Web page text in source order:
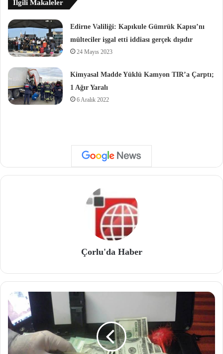
İlgili Makaleler
Edirne Valiliği: Kapıkule Gümrük Kapısı’nı
mülteciler işgal etti iddiası gerçek dışıdır
24 Mayıs 2023
Kimyasal Madde Yüklü Kamyon TIR’a Çarptı;
1 Ağır Yaralı
6 Aralık 2022
Çorlu'da Haber